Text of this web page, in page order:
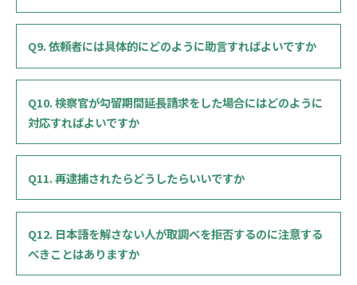
Q9. 依頼者には具体的にどのように助言すればよいですか
Q10. 検察官が勾留期間延長請求をした場合にはどのように
対応すればよいですか
Q11. 再逮捕されたらどうしたらいいですか
Q12. 日本語を解さない人が取調べを拒否するのに注意する
べきことはありますか